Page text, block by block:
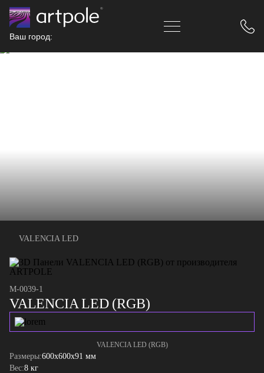
Ваш город:
VALENCIA LED
M-0039-1
VALENCIA LED (RGB)
VALENCIA LED (RGB)
Размеры:600x600x91 мм
Вес:8 кг